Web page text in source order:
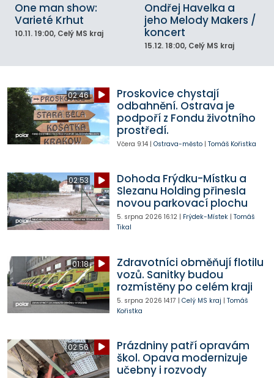
One man show:
Varieté Krhut
10.11. 19:00, Celý MS kraj
Ondřej Havelka a
jeho Melody Makers /
koncert
15.12. 18:00, Celý MS kraj
02:46
Proskovice chystají
odbahnění. Ostrava je
podpoří z Fondu životního
prostředí.
Včera 9:14| Ostrava-město| Tomáš Kořistka
02:53
Dohoda Frýdku-Místku a
Slezanu Holding přinesla
novou parkovací plochu
5. srpna 2026 16:12| Frýdek-Místek| Tomáš
Tikal
01:18
Zdravotníci obměňují flotilu
vozů. Sanitky budou
rozmístěny po celém kraji
5. srpna 2026 14:17 | Celý MS kraj | Tomáš
Kořistka
02:56
Prázdniny patří opravám
škol. Opava modernizuje
učebny i rozvody